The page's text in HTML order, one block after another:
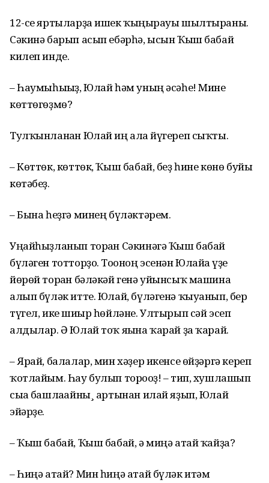
12-се яртыларҙа ишек ҡыңғырауы шылтыраны.
Сәкинә барып асып ебәрһә, ысын Ҡыш бабай
килеп инде.
– Һаумыһығыҙ, Юлай һәм уның әсәһе! Мине
көттөгөҙмө?
Тулҡынланған Юлай иң алға йүгереп сыҡты.
– Көттөк, көттөк, Ҡыш бабай, беҙ һине көнө буйы
көтәбеҙ.
– Бына һеҙгә минең бүләктәрем.
Уңайһыҙланып торған Сәкинәгә Ҡыш бабай
бүләген тотторҙо. Тоғоноң эсенән Юлайға үҙе
йөрөй торған бәләкәй генә уйынсыҡ машина
алып бүләк итте. Юлай, бүләгенә ҡыуанып, бер
түгел, ике шиғыр һөйләне. Ултырып сәй эсеп
алдылар. Ә Юлай тоҡ яғына ҡарай ҙа ҡарай.
– Ярай, балалар, мин хәҙер икенсе өйҙәргә кереп
ҡотлайым. Һау булып тороғоҙ! – тип, хушлашып
сыға башлағайны¸ артынан илай яҙып, Юлай
эйәрҙе.
– Ҡыш бабай, Ҡыш бабай, ә миңә атай ҡайҙа?
– Һиңә атай? Мин һиңә атай бүләк итәм